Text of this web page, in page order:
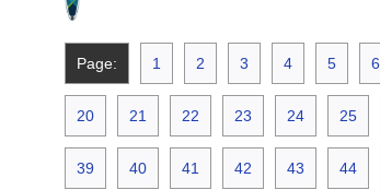
Page: 1 2 3 4 5 6
20 21 22 23 24 25
39 40 41 42 43 44